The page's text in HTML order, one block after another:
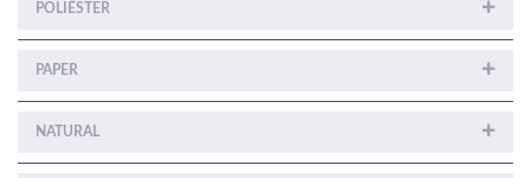
POLIÈSTER
PAPER
NATURAL